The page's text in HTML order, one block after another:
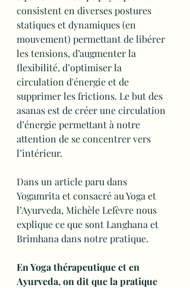
consistent en diverses postures
statiques et dynamiques (en
mouvement) permettant de libérer
les tensions, d’augmenter la
flexibilité, d’optimiser la
circulation d'énergie et de
supprimer les frictions. Le but des
asanas est de créer une circulation
d’énergie permettant à notre
attention de se concentrer vers
l’intérieur.
Dans un article paru dans
Yogamrita et consacré au Yoga et
l’Ayurveda, Michèle Lefèvre nous
explique ce que sont Langhana et
Brimhana dans notre pratique.
En Yoga thérapeutique et en
Ayurveda, on dit que la pratique